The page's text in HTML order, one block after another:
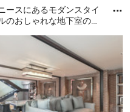
ースにあるモダンスタイ
のおしゃれな地下室の写
ースにあるモダンスタイ
ルのおしゃれな地下室の写